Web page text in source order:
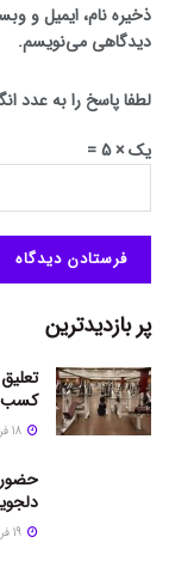
ذخیره نام، ایمیل و
دیدگاهی می‌نویسم.
لطفا پاسخ را به عدد
یک × 5 =
پر بازدیدترین
حضور